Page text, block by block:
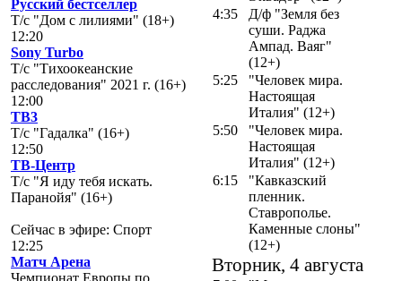
Русский бестселлер
Т/с "Дом с лилиями" (18+)
12:20
Sony Turbo
Т/с "Тихоокеанские
расследования" 2021 г. (16+)
12:00
ТВ3
Т/с "Гадалка" (16+)
12:50
ТВ-Центр
Т/с "Я иду тебя искать.
Паранойя" (16+)
Сейчас в эфире: Спорт
12:25
Матч Арена
Чемпионат Европы по
4:35
Д/ф "Земля без
суши. Раджа
Ампад. Ваяг"
(12+)
5:25
"Человек мира.
Настоящая
Италия" (12+)
5:50
"Человек мира.
Настоящая
Италия" (12+)
6:15
"Кавказский
пленник.
Ставрополье.
Каменные слоны"
(12+)
Вторник, 4 августа